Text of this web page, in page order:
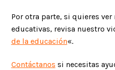
Por otra parte, si quieres ver
educativas, revisa nuestro
de la educación«.
Contáctanos si necesitas